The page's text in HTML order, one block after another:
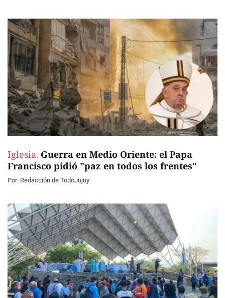
Iglesia. Guerra en Medio Oriente: el Papa
Francisco pidió "paz en todos los frentes"
Por Redacción de TodoJujuy